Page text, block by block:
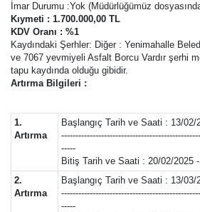
İmar Durumu :Yok (Müdürlüğümüz
Kıymeti : 1.700.000,00 TL
KDV Oranı : %1
Kaydındaki Şerhler: Diğer : Yenimahalle
ve 7067 yevmiyeli Asfalt Borcu Vardır şerhi
tapu kaydında olduğu gibidir.
Artırma Bilgileri :
1.
Artırma
Başlangıç Tarih ve Saati : 13/02/
-----
Bitiş Tarih ve Saati : 20/02/2025
2.
Artırma
Başlangıç Tarih ve Saati : 13/03/
-----